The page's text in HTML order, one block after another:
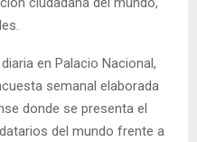
en Palacio Nacional,
semanal elaborada
donde se presenta el
del mundo frente a